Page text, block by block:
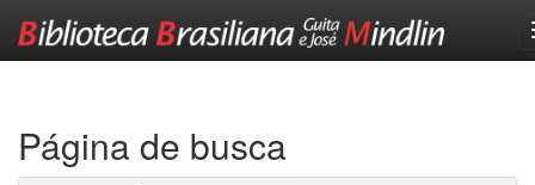
Página de busca